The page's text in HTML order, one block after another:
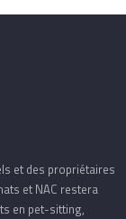
et des propriétaires
et NAC restera
en pet-sitting,